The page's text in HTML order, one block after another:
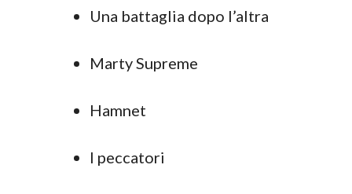
Una battaglia dopo l’altra
Marty Supreme
Hamnet
I peccatori